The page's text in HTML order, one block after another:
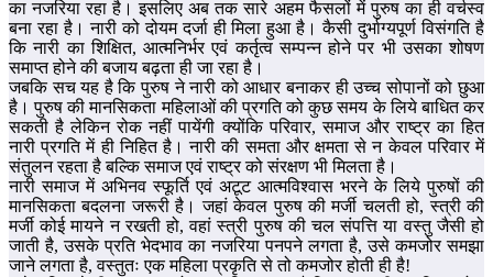
का नजरिया रहा है। इसलिए अब तक सारे अहम फैसलों में पुरुष का ही वर्चस्व
बना रहा है। नारी को दोयम दर्जा ही मिला हुआ है। कैसी दुर्भाग्यपूर्ण विसंगति है
कि नारी का शिक्षित, आत्मनिर्भर एवं कर्तृत्व सम्पन्न होने पर भी उसका शोषण
समाप्त होने की बजाय बढ़ता ही जा रहा है।
जबकि सच यह है कि पुरुष ने नारी को आधार बनाकर ही उच्च सोपानों को छुआ
है। पुरुष की मानसिकता महिलाओं की प्रगति को कुछ समय के लिये बाधित कर
सकती है लेकिन रोक नहीं पायेंगी क्योंकि परिवार, समाज और राष्ट्र का हित
नारी प्रगति में ही निहित है। नारी की समता और क्षमता से न केवल परिवार में
संतुलन रहता है बल्कि समाज एवं राष्ट्र को संरक्षण भी मिलता है।
नारी समाज में अभिनव स्फूर्ति एवं अटूट आत्मविश्वास भरने के लिये पुरुषों की
मानसिकता बदलना जरूरी है। जहां केवल पुरुष की मर्जी चलती हो, स्त्री की
मर्जी कोई मायने न रखती हो, वहां स्त्री पुरुष की चल संपत्ति या वस्तु जैसी हो
जाती है, उसके प्रति भेदभाव का नजरिया पनपने लगता है, उसे कमजोर समझा
जाने लगता है, वस्तुतः एक महिला प्रकृति से तो कमजोर होती ही है!